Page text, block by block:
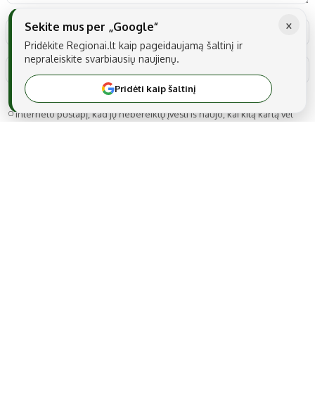
Noriu savo interneto naršyklėje išsaugoti vardą, el. pašto adresą ir
interneto puslapį, kad jų nebereiktų įvesti iš naujo, kai kitą kartą vėl
×
Sekite mus per „Google“
Pridėkite Regionai.lt kaip pageidaujamą šaltinį ir
nepraleiskite svarbiausių naujienų.
Pridėti kaip šaltinį